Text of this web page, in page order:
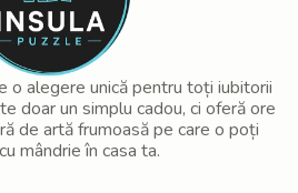
o alegere unică pentru toți iubitorii
doar un simplu cadou, ci oferă ore
de artă frumoasă pe care o poți
mândrie în casa ta.